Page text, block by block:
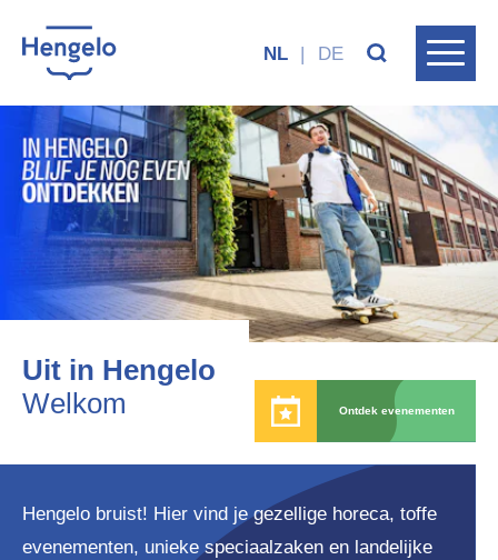
NL | DE
Uit in Hengelo
Welkom
Ontdek evenementen
Hengelo bruist! Hier vind je gezellige horeca, toffe
evenementen, unieke speciaalzaken en landelijke